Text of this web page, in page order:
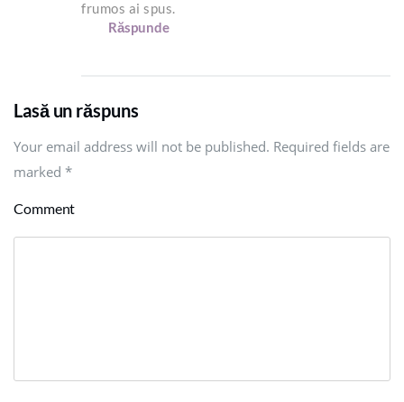
frumos ai spus.
Răspunde
Lasă un răspuns
Your email address will not be published. Required fields are
marked *
Comment